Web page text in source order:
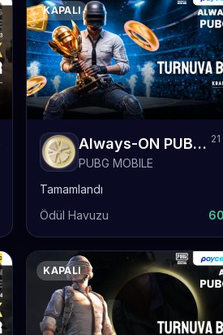
KAPALI
Always-ON PUBG MOBILE 2026 Sezon 1 Aylık Finaller
PUBG MOBILE
Tamamlandı
Ödül Havuzu
KAPALI